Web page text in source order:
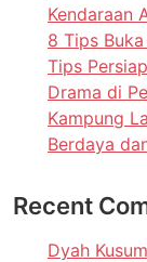
Kendaraan
8 Tips
Tips
Drama di
Kampung
Berdaya
Recent
Dyah